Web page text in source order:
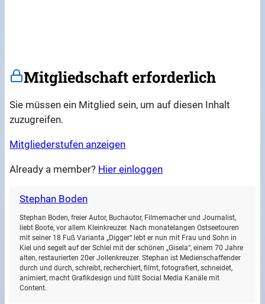
Mitgliedschaft erforderlich
Sie müssen ein Mitglied sein, um auf diesen Inhalt
zuzugreifen.
Mitgliederstufen anzeigen
Already a member? Hier einloggen
Stephan Boden
Stephan Boden, freier Autor, Buchautor, Filmemacher und Journalist,
liebt Boote, vor allem Kleinkreuzer. Nach monatelangen Ostseetouren
mit seiner 18 Fuß Varianta „Digger“ lebt er nun mit Frau und Sohn in
Kiel und segelt auf der Schlei mit der schönen „Gisela“, einem 70 Jahre
alten, restaurierten 20er Jollenkreuzer. Stephan ist Medienschaffender
durch und durch, schreibt, recherchiert, filmt, fotografiert, schneidet,
animiert, macht Grafikdesign und füllt Social Media Kanäle mit
Content.